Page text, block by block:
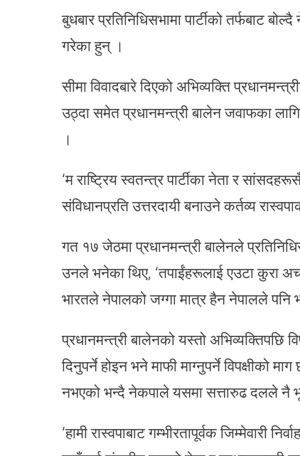
बुधबार प्रतिनिधिसभामा पार्टीको तर्फबाट
गरेका हुन् ।
सीमा विवादबारे दिएको अभिव्यक्ति
उठ्दा समेत प्रधानमन्त्री बालेन जवाफका
।
‘म राष्ट्रिय स्वतन्त्र पार्टीका नेता र
संविधानप्रति उत्तरदायी बनाउने कर्तव्य
गत १७ जेठमा प्रधानमन्त्री बालेनले
उनले भनेका थिए, ‘तपाईंहरूलाई एउटा कुरा
भारतले नेपालको जग्गा मात्र हैन नेपालले पनि
प्रधानमन्त्री बालेनको यस्तो अभिव्यक्तिपछि
दिनुपर्ने होइन भने माफी माग्नुपर्ने विपक्षीको
नभएको भन्दै नेकपाले यसमा सत्तारुढ दलले नै
‘हामी रास्वपाबाट गम्भीरतापूर्वक जिम्मेवारी